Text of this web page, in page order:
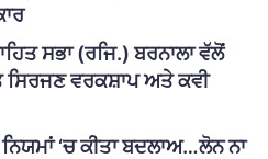
ਸਭਾ (ਰਜਿ.) ਬਰਨਾਲਾ ਵੱਲੋਂ
ਸਿਰਜਣ ਵਰਕਸ਼ਾਪ ਅਤੇ ਕਵੀ
‘ਚ ਕੀਤਾ ਬਦਲਾਅ…ਲੋਨ ਨਾ